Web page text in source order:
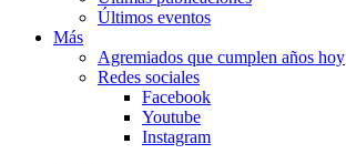
Últimos eventos
Más
Agremiados que cumplen años hoy
Redes sociales
Facebook
Youtube
Instagram